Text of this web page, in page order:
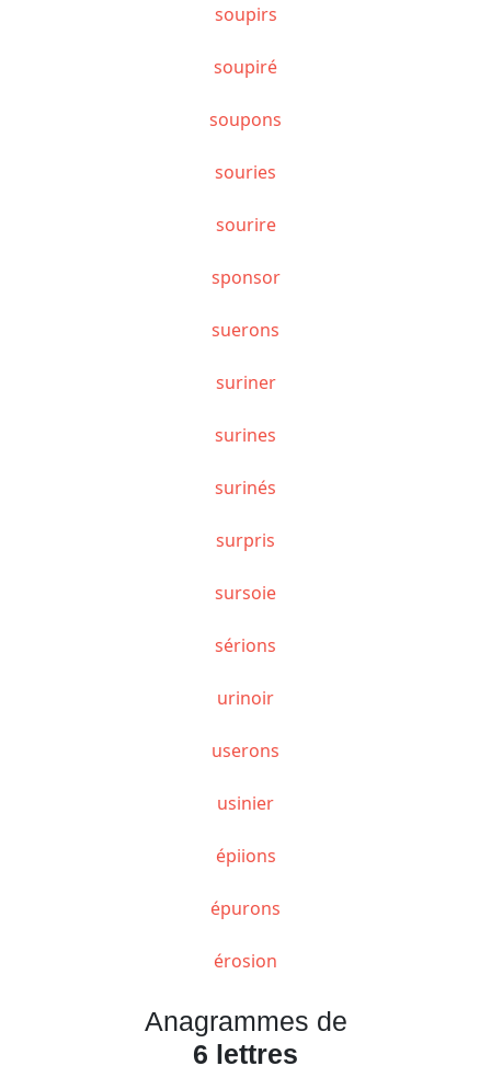
soupirs
soupiré
soupons
souries
sourire
sponsor
suerons
suriner
surines
surinés
surpris
sursoie
sérions
urinoir
userons
usinier
épiions
épurons
érosion
Anagrammes de
6 lettres